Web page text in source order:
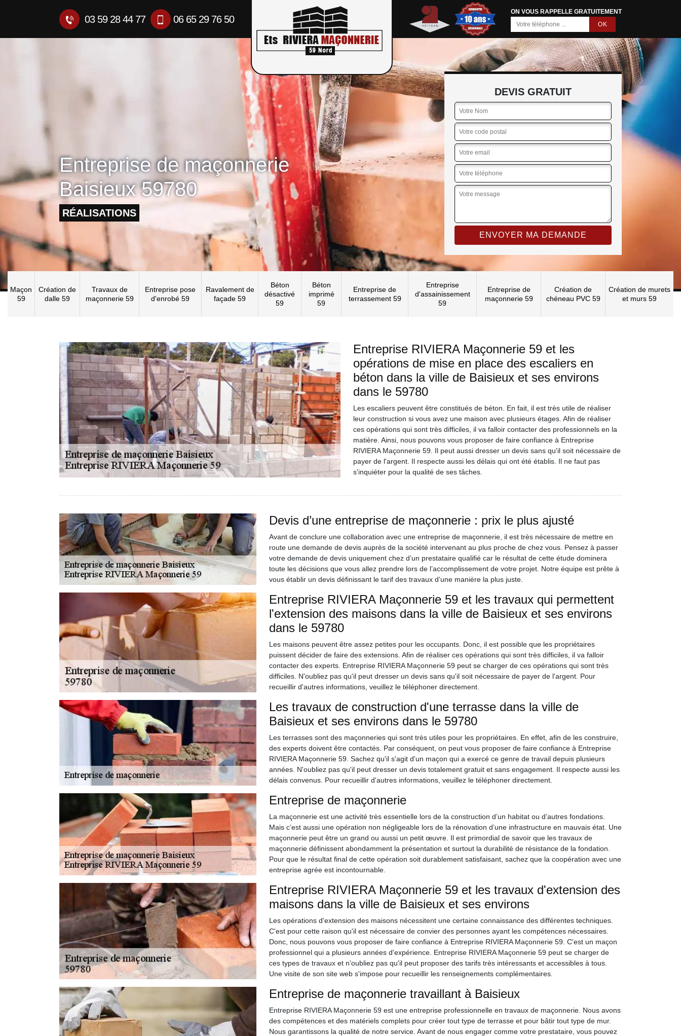
03 59 28 44 77 06 65 29 76 50
ON VOUS RAPPELLE GRATUITEMENT
Entreprise de maçonnerie
Baisieux 59780
RÉALISATIONS
DEVIS GRATUIT
Maçon
59
Création de
dalle 59
Travaux de
maçonnerie 59
Entreprise pose
d'enrobé 59
Ravalement de
façade 59
Béton
désactivé
59
Béton
imprimé
59
Entreprise de
terrassement 59
Entreprise
d'assainissement
59
Entreprise de
maçonnerie 59
Création de
chéneau PVC 59
Création de murets
et murs 59
Entreprise RIVIERA Maçonnerie 59 et les
opérations de mise en place des escaliers en
béton dans la ville de Baisieux et ses environs
dans le 59780
Les escaliers peuvent être constitués de béton. En fait, il est très utile de réaliser
leur construction si vous avez une maison avec plusieurs étages. Afin de réaliser
ces opérations qui sont très difficiles, il va falloir contacter des professionnels en la
matière. Ainsi, nous pouvons vous proposer de faire confiance à Entreprise
RIVIERA Maçonnerie 59. Il peut aussi dresser un devis sans qu'il soit nécessaire de
payer de l'argent. Il respecte aussi les délais qui ont été établis. Il ne faut pas
s'inquiéter pour la qualité de ses tâches.
Devis d’une entreprise de maçonnerie : prix le plus ajusté
Avant de conclure une collaboration avec une entreprise de maçonnerie, il est très nécessaire de mettre en
route une demande de devis auprès de la société intervenant au plus proche de chez vous. Pensez à passer
votre demande de devis uniquement chez d’un prestataire qualifié car le résultat de cette étude dominera
toute les décisions que vous allez prendre lors de l’accomplissement de votre projet. Notre équipe est prête à
vous établir un devis définissant le tarif des travaux d’une manière la plus juste.
Entreprise RIVIERA Maçonnerie 59 et les travaux qui permettent
l'extension des maisons dans la ville de Baisieux et ses environs
dans le 59780
Les maisons peuvent être assez petites pour les occupants. Donc, il est possible que les propriétaires
puissent décider de faire des extensions. Afin de réaliser ces opérations qui sont très difficiles, il va falloir
contacter des experts. Entreprise RIVIERA Maçonnerie 59 peut se charger de ces opérations qui sont très
difficiles. N'oubliez pas qu'il peut dresser un devis sans qu'il soit nécessaire de payer de l'argent. Pour
recueillir d'autres informations, veuillez le téléphoner directement.
Les travaux de construction d'une terrasse dans la ville de
Baisieux et ses environs dans le 59780
Les terrasses sont des maçonneries qui sont très utiles pour les propriétaires. En effet, afin de les construire,
des experts doivent être contactés. Par conséquent, on peut vous proposer de faire confiance à Entreprise
RIVIERA Maçonnerie 59. Sachez qu'il s'agit d'un maçon qui a exercé ce genre de travail depuis plusieurs
années. N'oubliez pas qu'il peut dresser un devis totalement gratuit et sans engagement. Il respecte aussi les
délais convenus. Pour recueillir d'autres informations, veuillez le téléphoner directement.
Entreprise de maçonnerie
La maçonnerie est une activité très essentielle lors de la construction d’un habitat ou d’autres fondations.
Mais c’est aussi une opération non négligeable lors de la rénovation d’une infrastructure en mauvais état. Une
maçonnerie peut être un grand ou aussi un petit œuvre. Il est primordial de savoir que les travaux de
maçonnerie définissent abondamment la présentation et surtout la durabilité de résistance de la fondation.
Pour que le résultat final de cette opération soit durablement satisfaisant, sachez que la coopération avec une
entreprise agrée est incontournable.
Entreprise RIVIERA Maçonnerie 59 et les travaux d'extension des
maisons dans la ville de Baisieux et ses environs
Les opérations d'extension des maisons nécessitent une certaine connaissance des différentes techniques.
C'est pour cette raison qu'il est nécessaire de convier des personnes ayant les compétences nécessaires.
Donc, nous pouvons vous proposer de faire confiance à Entreprise RIVIERA Maçonnerie 59. C'est un maçon
professionnel qui a plusieurs années d'expérience. Entreprise RIVIERA Maçonnerie 59 peut se charger de
ces types de travaux et n'oubliez pas qu'il peut proposer des tarifs très intéressants et accessibles à tous.
Une visite de son site web s'impose pour recueillir les renseignements complémentaires.
Entreprise de maçonnerie travaillant à Baisieux
Entreprise RIVIERA Maçonnerie 59 est une entreprise professionnelle en travaux de maçonnerie. Nous avons
des compétences et des matériels complets pour créer tout type de terrasse et pour bâtir tout type de mur.
Nous garantissons la qualité de notre service. Avant de nous engager comme votre prestataire, vous pouvez